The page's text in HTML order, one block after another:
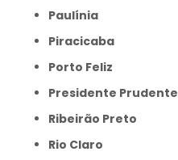
Paulínia
Piracicaba
Porto Feliz
Presidente Prudente
Ribeirão Preto
Rio Claro